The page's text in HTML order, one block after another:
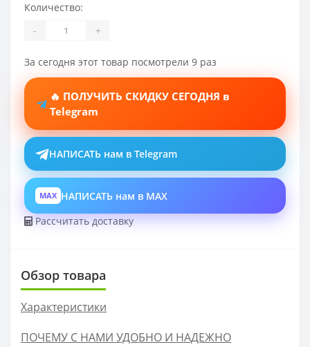
Количество:
- +
За сегодня этот товар посмотрели 9 раз
🔥 ПОЛУЧИТЬ СКИДКУ СЕГОДНЯ в
Telegram
НАПИСАТЬ нам в Telegram
MAX НАПИСАТЬ нам в MAX
Рассчитать доставку
Обзор товара
Характеристики
ПОЧЕМУ С НАМИ УДОБНО И НАДЕЖНО